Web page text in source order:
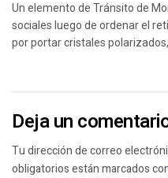
Un elemento de Tránsito de
sociales luego de ordenar el
por portar cristales
Deja un
Tu dirección de correo
obligatorios están marcados